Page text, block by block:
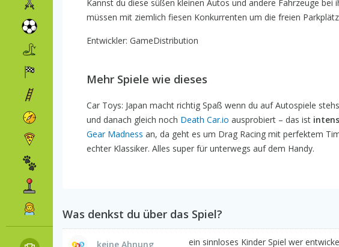
Kannst du diese süßen kleinen Autos und andere Fahrzeuge bei
müssen mit ziemlich fiesen Konkurrenten um die freien
Entwickler: GameDistribution
Mehr Spiele wie dieses
Car Toys: Japan macht richtig Spaß wenn du auf Autospiele
und danach gleich noch Death Car.io ausprobiert – das ist
Gear Madness an, da geht es um Drag Racing mit perfektem
echter Klassiker. Alles super für unterwegs auf dem Handy.
Was denkst du über das Spiel?
keine Ahnung ein sinnloses Kinder Spiel wer